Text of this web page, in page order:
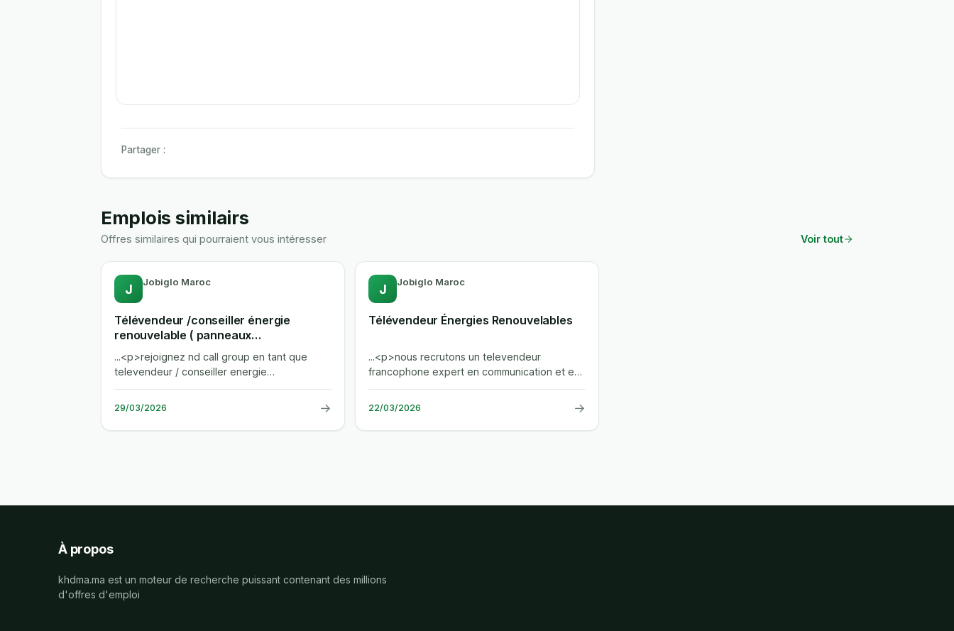
Partager :
Emplois similairs
Offres similaires qui pourraient vous intéresser Voir tout
J Jobiglo Maroc
Télévendeur /conseiller énergie
renouvelable ( panneaux
photovoltaïque /pompe a chaleur )
...<p>rejoignez nd call group en tant que
televendeur / conseiller energie
renouvelable. vous prospecterez des
clients...
29/03/2026 →
J Jobiglo Maroc
Télévendeur Énergies Renouvelables
...<p>nous recrutons un televendeur
francophone expert en communication et en
vente pour promouvoir nos solutions...
22/03/2026 →
À propos
khdma.ma est un moteur de recherche puissant contenant des millions
d'offres d'emploi